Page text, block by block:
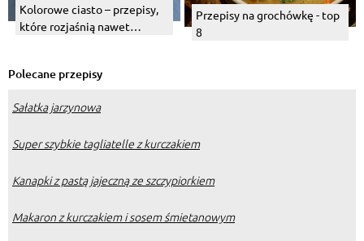
Kolorowe ciasto – przepisy,
które rozjaśnią nawet
Przepisy na grochówkę - top
8
Polecane przepisy
Sałatka jarzynowa
Super szybkie tagliatelle z kurczakiem
Kanapki z pastą jajeczną ze szczypiorkiem
Makaron z kurczakiem i sosem śmietanowym